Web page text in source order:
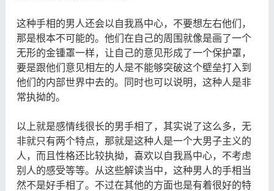
这种手相的男人还会以自我爲中心，不要想左右他们，
那是根本不可能的。他们在自己的周围就像是画了一个
无形的金锺罩一样，让自己的意见形成了一个保护罩，
要是跟他们意见相左的人是不能够突破这个壁垒打入到
他们的内部世界中去的。同时也可以说明，这种人是非
常执拗的。
以上就是感情线很长的男手相了，其实说了这么多，无
非就只有两个特点，那就是这种人是一个大男子主义的
人，而且性格还比较执拗，喜欢以自我爲中心，不考虑
别人的感受等等。从这些解读当中，这种男人的手相当
然不是好手相了。不过在其他的方面也是有着很好的特